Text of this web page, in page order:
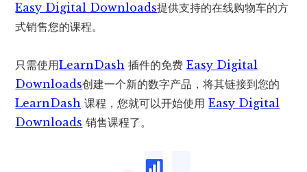
Easy Digital Downloads提供支持的在线购物车的方
式销售您的课程。
只需使用LearnDash 插件的免费Easy Digital
Downloads创建一个新的数字产品，将其链接到您的
LearnDash 课程，您就可以开始使用Easy Digital
Downloads 销售课程了。